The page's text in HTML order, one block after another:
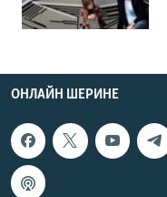
ОНЛАЙН ШЕРИНЕ